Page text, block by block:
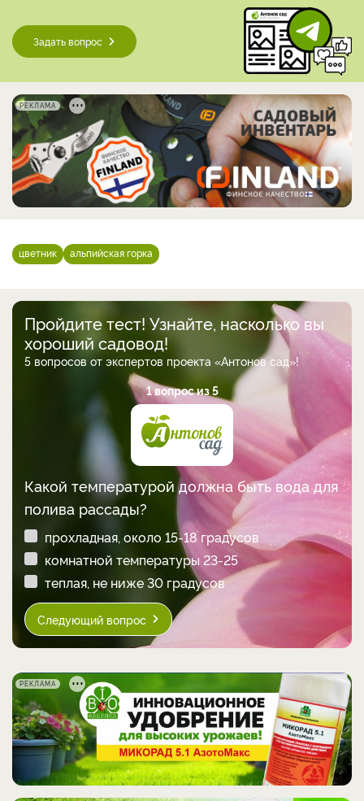
Задать вопрос
РЕКЛАМА
цветник альпийская горка
Пройдите тест! Узнайте, насколько вы
хороший садовод!
5 вопросов от экспертов проекта «Антонов сад»!
1 вопрос из 5
Какой температурой должна быть вода для
полива рассады?
прохладная, около 15-18 градусов
комнатной температуры 23-25
теплая, не ниже 30 градусов
Следующий вопрос
РЕКЛАМА